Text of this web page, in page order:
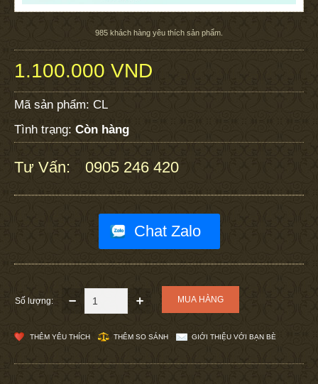
985 khách hàng yêu thích sản phẩm.
1.100.000 VND
Mã sản phẩm: CL
Tình trạng: Còn hàng
Tư Vấn: 0905 246 420
Chat Zalo
Số lượng:
THÊM YÊU THÍCH THÊM SO SÁNH GIỚI THIỆU VỚI BẠN BÈ